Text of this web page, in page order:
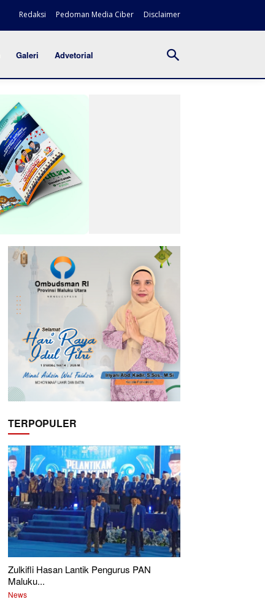
Redaksi Pedoman Media Ciber Disclaimer
Galeri Advetorial
TERPOPULER
Zulkifli Hasan Lantik Pengurus PAN
Maluku...
News